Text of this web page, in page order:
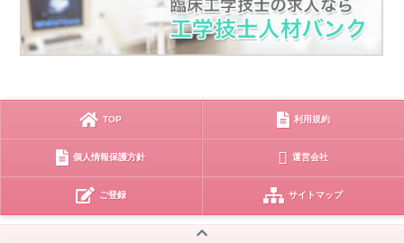
TOP 利用規約
個人情報保護方針 運営会社
ご登録 サイトマップ